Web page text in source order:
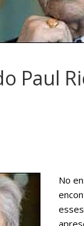
Paul
No